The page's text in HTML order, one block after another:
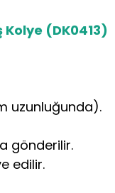
Kolye (DK0413)
uzunluğunda).
gönderilir.
edilir.